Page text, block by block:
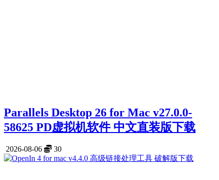
Parallels Desktop 26 for Mac v27.0.0-
58625 PD虚拟机软件 中文直装版下载
2026-08-06 30